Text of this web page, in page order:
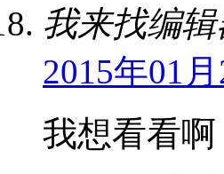
我来找编辑
2015年01
我想看看啊